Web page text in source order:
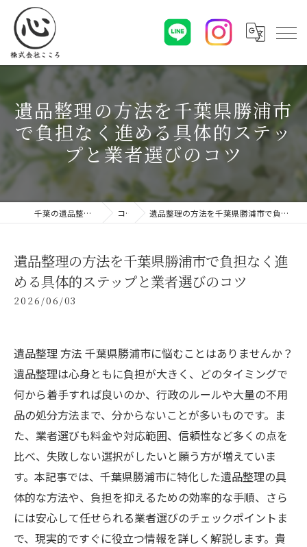
遺品整理の方法を千葉県勝浦市
で負担なく進める具体的ステッ
プと業者選びのコツ
千葉の遺品整理なら株式会社こころ コラム 遺品整理の方法を千葉県勝浦市で負担なく進める具体的ステップと業者選びのコツ
遺品整理の方法を千葉県勝浦市で負担なく進
める具体的ステップと業者選びのコツ
2026/06/03
遺品整理 方法 千葉県勝浦市に悩むことはありませんか？
遺品整理は心身ともに負担が大きく、どのタイミングで
何から着手すれば良いのか、行政のルールや大量の不用
品の処分方法まで、分からないことが多いものです。ま
た、業者選びも料金や対応範囲、信頼性など多くの点を
比べ、失敗しない選択がしたいと願う方が増えていま
す。本記事では、千葉県勝浦市に特化した遺品整理の具
体的な方法や、負担を抑えるための効率的な手順、さら
には安心して任せられる業者選びのチェックポイントま
で、現実的ですぐに役立つ情報を詳しく解説します。貴